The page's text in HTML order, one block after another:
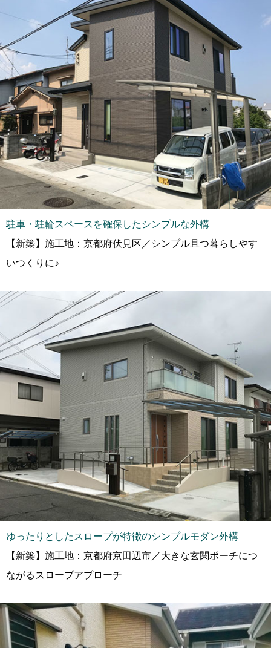
駐車・駐輪スペースを確保したシンプルな外構
【新築】施工地：京都府伏見区／シンプル且つ暮らしやす
いつくりに♪
ゆったりとしたスロープが特徴のシンプルモダン外構
【新築】施工地：京都府京田辺市／大きな玄関ポーチにつ
ながるスロープアプローチ